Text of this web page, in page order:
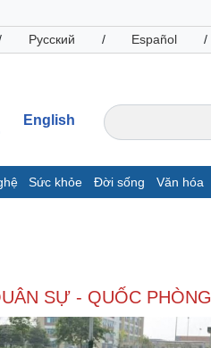
Русский / Español /
English
Sức khỏe Đời sống Văn hóa
Chứng khoán
Giá cà phê
SỰ - QUỐC PHÒNG